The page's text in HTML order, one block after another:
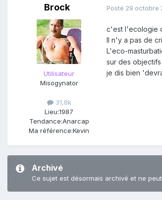
Brock
Utilisateur
Misogynator
31,8k
Lieu:1987
Tendance:Anarcap
Ma référence:Kevin
Posté 29 octobre
c'est l'ecologie
Il n'y a pas de
L'eco-
sur des objectifs
je dis bien
Archivé
Ce sujet est désormais archivé et ne